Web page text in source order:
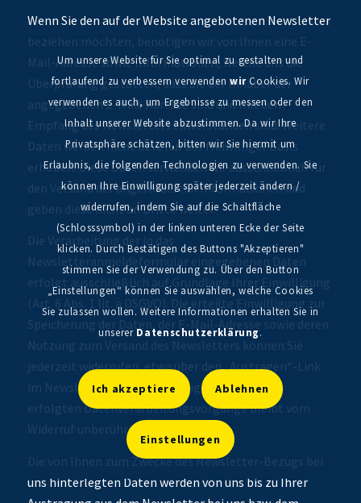
Wenn Sie den auf der Website angebotenen Newsletter
beziehen möchten, benötigen wir von Ihnen eine E-
Mail-Adresse sowie Informationen, welche uns die
Überprüfung gestatten, dass Sie der Inhaber der
angegebenen E-Mail-Adresse sind und mit dem
Empfang des Newsletters einverstanden sind. Weitere
Daten werden nicht bzw. nur auf freiwilliger Basis
erhoben. Diese Daten verwenden wir ausschließlich für
den Versand der angeforderten Informationen und
geben diese nicht an Dritte weiter.
Die Verarbeitung der in das
Newsletteranmeldeformular eingegebenen Daten
erfolgt ausschließlich auf Grundlage Ihrer Einwilligung
(Art. 6 Abs. 1 lit. a DSGVO). Die erteilte Einwilligung zur
Speicherung der Daten, der E-Mail-Adresse sowie deren
Nutzung zum Versand des Newsletters können Sie
jederzeit widerrufen, etwa über den „Austragen“-Link
im Newsletter. Die Rechtmäßigkeit der bereits
erfolgten Datenverarbeitungsvorgänge bleibt vom
Widerruf unberührt.
Die von Ihnen zum Zwecke des Newsletter-Bezugs bei
uns hinterlegten Daten werden von uns bis zu Ihrer
Um unsere Website für Sie optimal zu gestalten und
fortlaufend zu verbessern verwenden wirCookies. Wir
verwenden es auch, um Ergebnisse zu messen oder den
Inhalt unserer Website abzustimmen. Da wir Ihre
Privatsphäre schätzen, bitten wir Sie hiermit um
Erlaubnis, die folgenden Technologien zu verwenden. Sie
können Ihre Einwilligung später jederzeit ändern /
widerrufen, indem Sie auf die Schaltfläche
(Schlosssymbol) in der linken unteren Ecke der Seite
klicken. Durch Bestätigen des Buttons "Akzeptieren"
stimmen Sie der Verwendung zu. Über den Button
„Einstellungen“ können Sie auswählen, welche Cookies
Sie zulassen wollen. Weitere Informationen erhalten Sie in
unsererDatenschutzerklärung.
Ich akzeptiere Ablehnen
Einstellungen